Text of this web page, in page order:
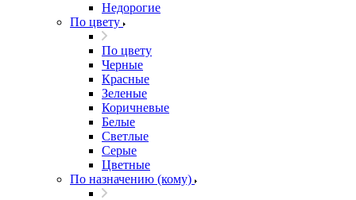
Недорогие
По цвету
По цвету
Черные
Красные
Зеленые
Коричневые
Белые
Светлые
Серые
Цветные
По назначению (кому)